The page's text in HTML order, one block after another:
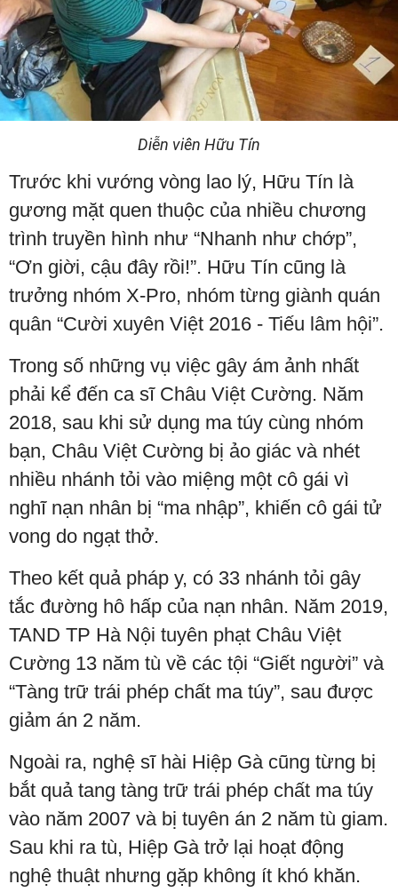
Diễn viên Hữu Tín
Trước khi vướng vòng lao lý, Hữu Tín là
gương mặt quen thuộc của nhiều chương
trình truyền hình như “Nhanh như chớp”,
“Ơn giời, cậu đây rồi!”. Hữu Tín cũng là
trưởng nhóm X-Pro, nhóm từng giành quán
quân “Cười xuyên Việt 2016 - Tiếu lâm hội”.
Trong số những vụ việc gây ám ảnh nhất
phải kể đến ca sĩ Châu Việt Cường. Năm
2018, sau khi sử dụng ma túy cùng nhóm
bạn, Châu Việt Cường bị ảo giác và nhét
nhiều nhánh tỏi vào miệng một cô gái vì
nghĩ nạn nhân bị “ma nhập”, khiến cô gái tử
vong do ngạt thở.
Theo kết quả pháp y, có 33 nhánh tỏi gây
tắc đường hô hấp của nạn nhân. Năm 2019,
TAND TP Hà Nội tuyên phạt Châu Việt
Cường 13 năm tù về các tội “Giết người” và
“Tàng trữ trái phép chất ma túy”, sau được
giảm án 2 năm.
Ngoài ra, nghệ sĩ hài Hiệp Gà cũng từng bị
bắt quả tang tàng trữ trái phép chất ma túy
vào năm 2007 và bị tuyên án 2 năm tù giam.
Sau khi ra tù, Hiệp Gà trở lại hoạt động
nghệ thuật nhưng gặp không ít khó khăn.